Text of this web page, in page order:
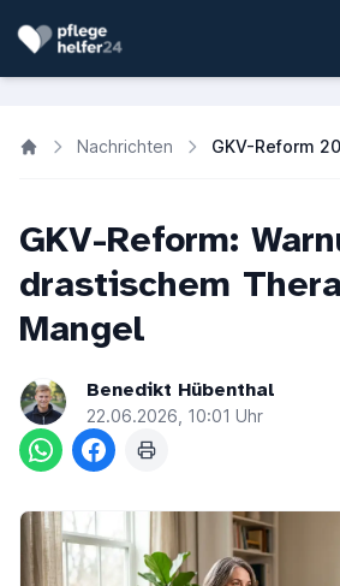
Nachrichten
GKV-Reform:
drastischem
Mangel
Benedikt Hübenthal
22.06.2026, 10:01 Uhr